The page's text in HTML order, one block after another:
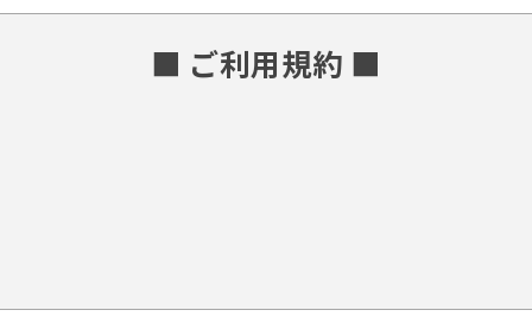
■ ご利用規約 ■